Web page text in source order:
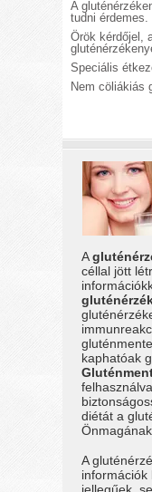
A
tudni érdemes.
Örök kérdőjel,
Speciális
Nem cöliákiás
A
céllal jött
kaphatóak
diétát a
Önmagának.
A
információk
jellegűek,